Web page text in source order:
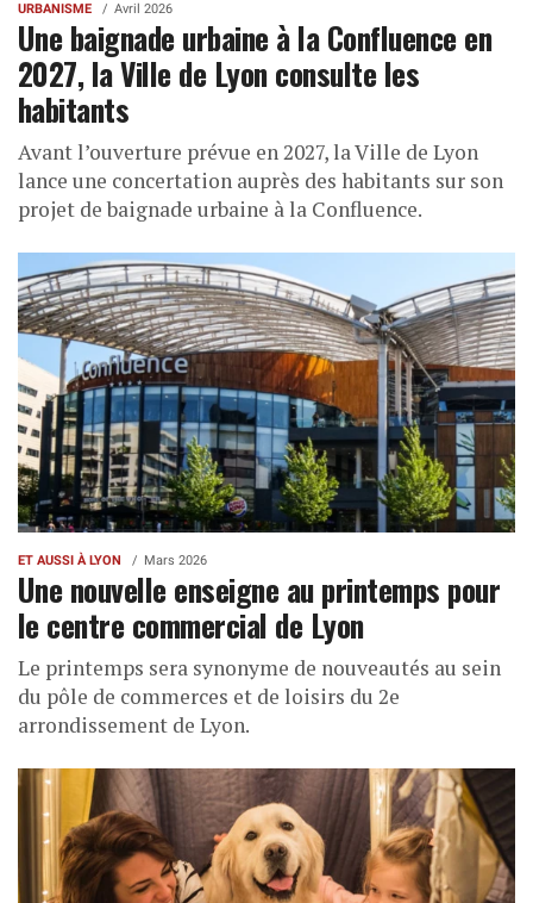
URBANISME Avril 2026
Une baignade urbaine à la Confluence en
2027, la Ville de Lyon consulte les
habitants
Avant l’ouverture prévue en 2027, la Ville de Lyon
lance une concertation auprès des habitants sur son
projet de baignade urbaine à la Confluence.
ET AUSSI À LYON Mars 2026
Une nouvelle enseigne au printemps pour
le centre commercial de Lyon
Le printemps sera synonyme de nouveautés au sein
du pôle de commerces et de loisirs du 2e
arrondissement de Lyon.